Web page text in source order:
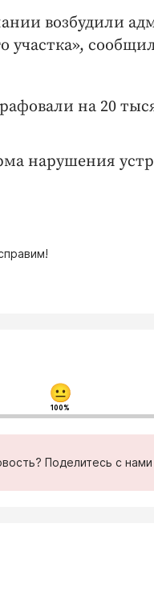
возбудили
участка»,
на 20
нарушения
100%
Поделитесь с нами